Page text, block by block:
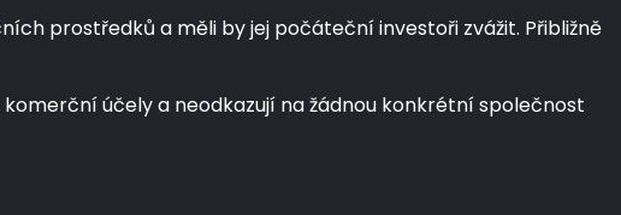
prostředků a měli by jej počáteční investoři zvážit. Přibližně
účely a neodkazují na žádnou konkrétní společnost